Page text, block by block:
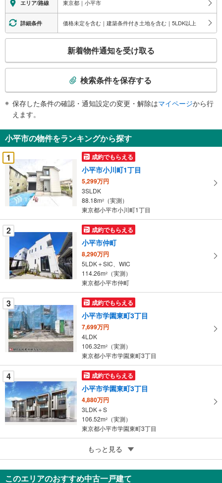
エリア/路線 東京都｜小平市
詳細条件 価格未定を含む｜建築条件付き土地を含む｜5LDK以上
検
知
を
受
け
取
る
・
条
件
を
マ
ペ
ー
に
保
存
す
る
新着物件通知を受け取る
検索条件を保存する
保存した条件の確認・通知設定の変更・解除はマイページから行
えます。
小平市の物件をランキングから探す
1
成約でもらえる
小平市小川町1丁目
5,299万円
3SLDK
88.18m2
（実測）
東京都小平市小川町1丁目
2 成約でもらえる
小平市仲町
8,290万円
5LDK＋SIC、WIC
114.26m2
（実測）
東京都小平市仲町
3 成約でもらえる
小平市学園東町3丁目
7,699万円
4LDK
106.32m2
（実測）
東京都小平市学園東町3丁目
4 成約でもらえる
小平市学園東町3丁目
4,880万円
3LDK＋S
106.52m2
（実測）
東京都小平市学園東町3丁目
成約でもらえる
小平市学園東町3丁目
7,499万円
もっと見る
このエリアのおすすめ中古一戸建て